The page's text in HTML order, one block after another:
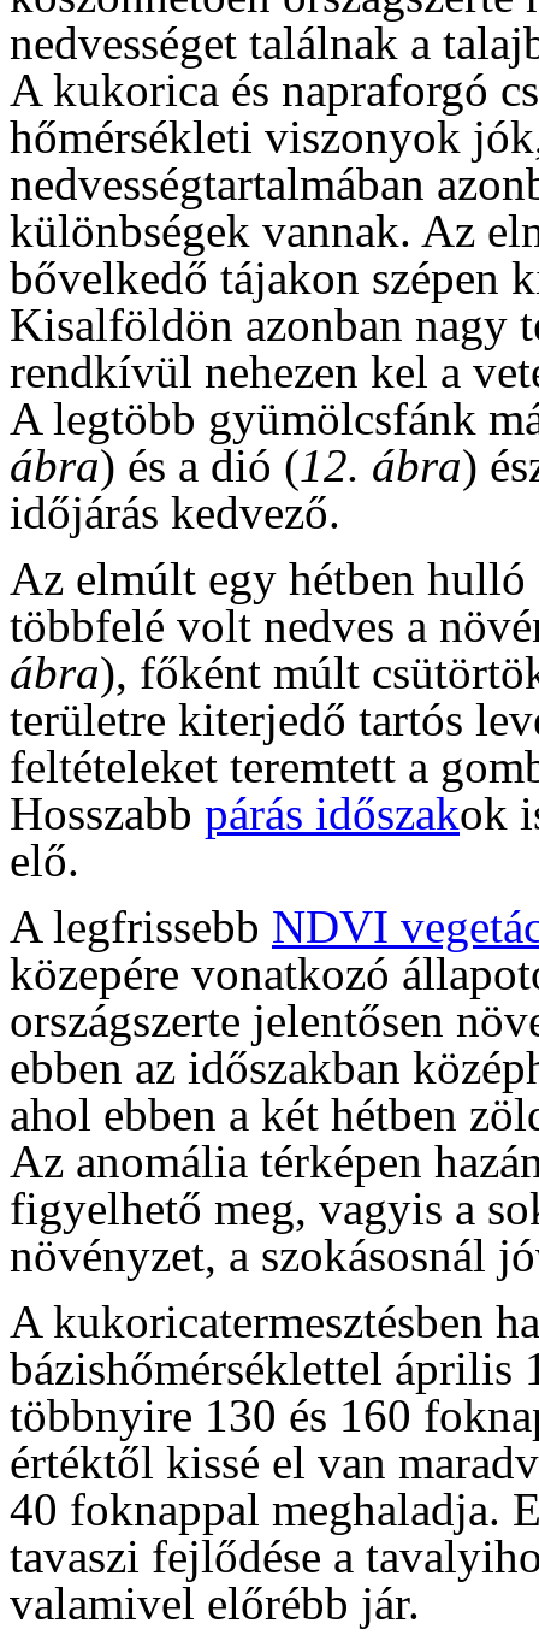
nedvességet találnak a
A kukorica és napraforgó
hőmérsékleti viszonyok
nedvességtartalmában
különbségek vannak. Az
bővelkedő tájakon szépen
Kisalföldön azonban nagy
rendkívül nehezen kel a
A legtöbb gyümölcsfánk
ábra) és a dió (12. ábra)
időjárás kedvező.
Az elmúlt egy hétben hulló
többfelé volt nedves a
ábra), főként múlt
területre kiterjedő tartós
feltételeket teremtett a
Hosszabb párás időszakok
elő.
A legfrissebb NDVI
közepére vonatkozó
országszerte jelentősen
ebben az időszakban
ahol ebben a két hétben
Az anomália térképen
figyelhető meg, vagyis a
növényzet, a szokásosnál
A kukoricatermesztésben
bázishőmérséklettel
többnyire 130 és 160
értéktől kissé el van
40 foknappal meghaladja.
tavaszi fejlődése a
valamivel előrébb jár.